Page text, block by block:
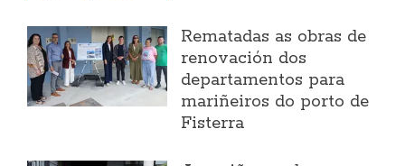
Rematadas as obras de
renovación dos
departamentos para
mariñeiros do porto de
Fisterra